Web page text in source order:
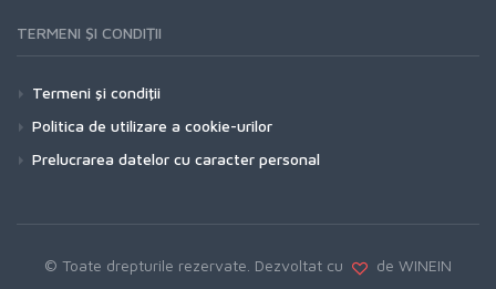
TERMENI ŞI CONDIŢII
Termeni şi condiţii
Politica de utilizare a cookie-urilor
Prelucrarea datelor cu caracter personal
© Toate drepturile rezervate. Dezvoltat cu de WINEIN